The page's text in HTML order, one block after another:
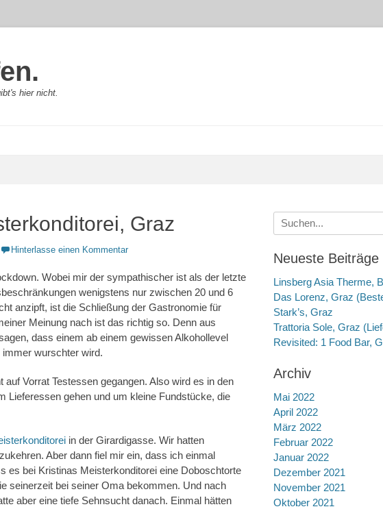
hier nicht.
Graz
Hinterlasse einen Kommentar
Wobei mir der sympathischer ist als der letzte
wenigstens nur zwischen 20 und 6
anzipft, ist die Schließung der Gastronomie für
Meinung nach ist das richtig so. Denn aus
dass einem ab einem gewissen Alkohollevel
wurschter wird.
auf Vorrat Testessen gegangen. Also wird es in den
Lieferessen gehen und um kleine Fundstücke, die
in der Girardigasse. Wir hatten
Aber dann fiel mir ein, dass ich einmal
es bei Kristinas Meisterkonditorei eine Doboschtorte
seinerzeit bei seiner Oma bekommen. Und nach
aber eine tiefe Sehnsucht danach. Einmal hätten
Suche
nach:
Neueste Beiträge
Linsberg Asia Therme,
Das Lorenz, Graz
Stark’s, Graz
Trattoria Sole, Graz
Revisited: 1 Food Bar,
Archiv
Mai 2022
April 2022
März 2022
Februar 2022
Januar 2022
Dezember 2021
November 2021
Oktober 2021